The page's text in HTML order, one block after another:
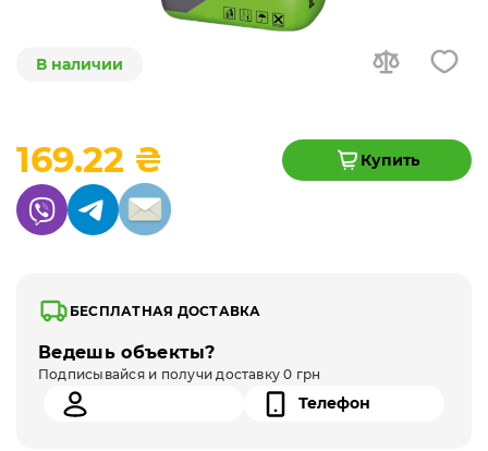
В наличии
169.22 ₴ Купить
БЕСПЛАТНАЯ ДОСТАВКА
Ведешь объекты?
Подписывайся и получи доставку 0 грн